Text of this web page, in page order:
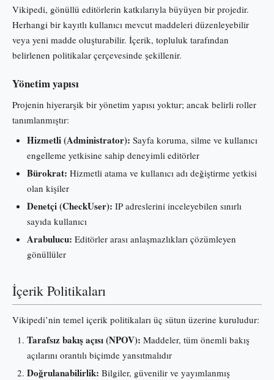
Vikipedi, gönüllü editörlerin katkılarıyla büyüyen bir projedir.
Herhangi bir kayıtlı kullanıcı mevcut maddeleri düzenleyebilir
veya yeni madde oluşturabilir. İçerik, topluluk tarafından
belirlenen politikalar çerçevesinde şekillenir.
Yönetim yapısı
Projenin hiyerarşik bir yönetim yapısı yoktur; ancak belirli roller
tanımlanmıştır:
Hizmetli (Administrator): Sayfa koruma, silme ve kullanıcı
engelleme yetkisine sahip deneyimli editörler
Bürokrat: Hizmetli atama ve kullanıcı adı değiştirme yetkisi
olan kişiler
Denetçi (CheckUser): IP adreslerini inceleyebilen sınırlı
sayıda kullanıcı
Arabulucu: Editörler arası anlaşmazlıkları çözümleyen
gönüllüler
İçerik Politikaları
Vikipedi’nin temel içerik politikaları üç sütun üzerine kuruludur:
Tarafsız bakış açısı (NPOV): Maddeler, tüm önemli bakış
açılarını orantılı biçimde yansıtmalıdır
Doğrulanabilirlik: Bilgiler, güvenilir ve yayımlanmış